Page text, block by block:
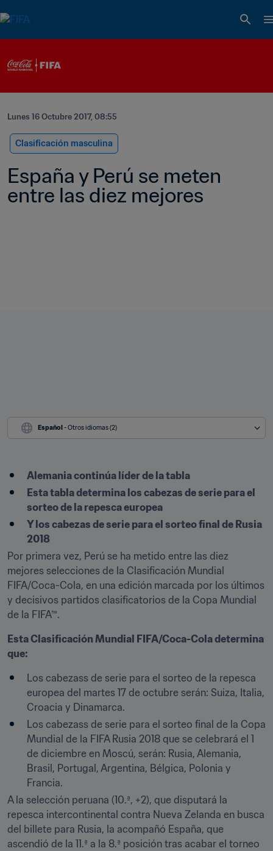
Lunes 16 Octubre 2017, 08:55
Clasificación masculina
España y Perú se meten
entre las diez mejores
Español - Otros idiomas (2)
Alemania continúa líder de la tabla
Esta tabla determina los cabezas de serie para el
sorteo de la repesca europea
Y los cabezas de serie para el sorteo final de Rusia
2018
Por primera vez, Perú se ha metido entre las diez
mejores selecciones de la Clasificación Mundial
FIFA/Coca-Cola, en una edición marcada por los últimos
y decisivos partidos clasificatorios de la Copa Mundial
de la FIFA™.
Esta Clasificación Mundial FIFA/Coca-Cola determina
que:
Los cabezass de serie para el sorteo de la repesca
europea del martes 17 de octubre serán: Suiza, Italia,
Croacia y Dinamarca.
Los cabezass de serie para el sorteo final de la Copa
Mundial de la FIFA Rusia 2018 que se celebrará el 1
de diciembre en Moscú, serán: Rusia, Alemania,
Brasil, Portugal, Argentina, Bélgica, Polonia y
Francia.
A la selección peruana (10.ª, +2), que disputará la
repesca intercontinental contra Nueva Zelanda en busca
del billete para Rusia, la acompañó España, que
ascendió de la 11.ª a la 8.ª posición tras acabar el torneo